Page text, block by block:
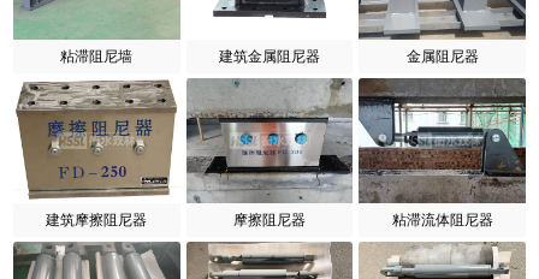
粘滞阻尼墙 建筑金属阻尼器 金属阻尼器
建筑摩擦阻尼器 摩擦阻尼器 粘滞流体阻尼器